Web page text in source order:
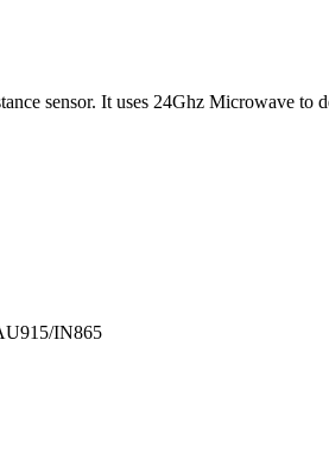
sensor. It uses 24Ghz Microwave to
IN865